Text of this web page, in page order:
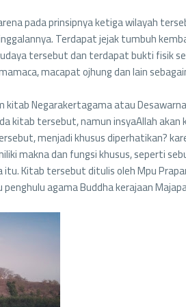
pada prinsipnya ketiga wilayah
Terdapat jejak tumbuh
tersebut dan terdapat bukti fisik
macapat ojhung dan lain
kitab Negarakertagama atau
kitab tersebut, namun insyaAllah akan
menjadi khusus diperhatikan?
makna dan fungsi khusus, seperti
Kitab tersebut ditulis oleh Mpu
agama Buddha kerajaan